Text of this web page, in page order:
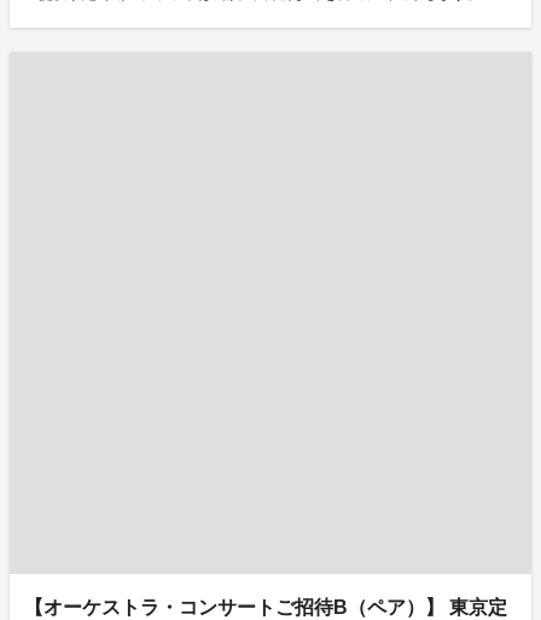
【オーケストラ・コンサートご招待B（ペア）】 東京定